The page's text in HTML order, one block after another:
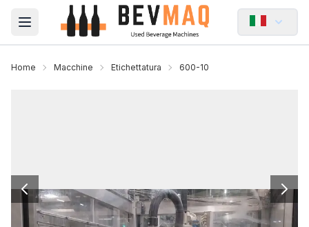
Open main menu
Home Macchine Etichettatura 600-10